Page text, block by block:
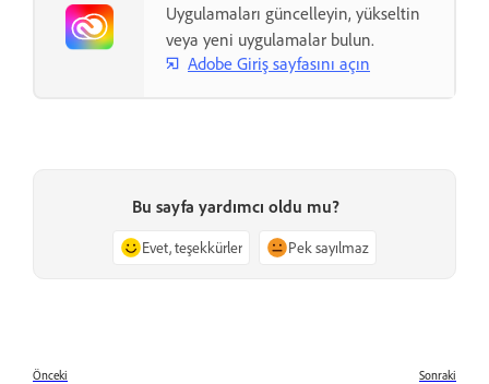
Uygulamaları güncelleyin, yükseltin
veya yeni uygulamalar bulun.
Adobe Giriş sayfasını açın
Bu sayfa yardımcı oldu mu?
Evet, teşekkürler Pek sayılmaz
Önceki Sonraki